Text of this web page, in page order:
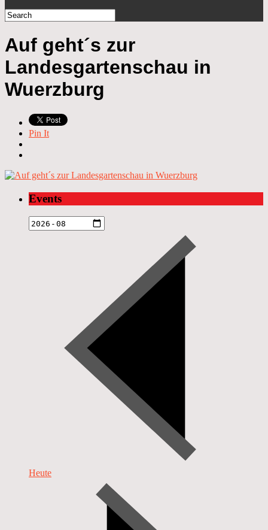
Auf geht´s zur
Landesgartenschau in
Wuerzburg
Pin It
Events
Heute